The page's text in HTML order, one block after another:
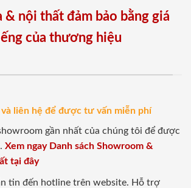
nội thất đảm bảo bằng giá
của thương hiệu
và liên hệ để được tư vấn miễn phí
gần nhất của chúng tôi để được
Xem ngay Danh sách Showroom &
tại đây
tin đến hotline trên website. Hỗ trợ